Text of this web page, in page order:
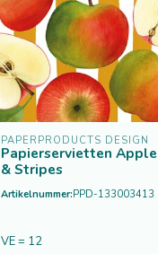
PAPERPRODUCTS DESIGN
Papierservietten Apple
& Stripes
Artikelnummer:PPD-133003413
VE = 12